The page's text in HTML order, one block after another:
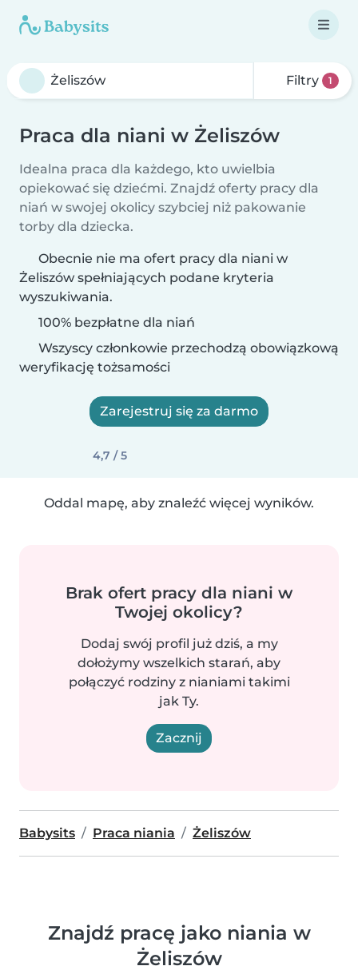
Filtry 1
Praca dla niani w Żeliszów
Idealna praca dla każdego, kto uwielbia
opiekować się dziećmi. Znajdź oferty pracy dla
niań w swojej okolicy szybciej niż pakowanie
torby dla dziecka.
Obecnie nie ma ofert pracy dla niani w
Żeliszów spełniających podane kryteria
wyszukiwania.
100% bezpłatne dla niań
Wszyscy członkowie przechodzą obowiązkową
weryfikację tożsamości
Zarejestruj się za darmo
4,7 / 5
Oddal mapę, aby znaleźć więcej wyników.
Brak ofert pracy dla niani w
Twojej okolicy?
Dodaj swój profil już dziś, a my
dołożymy wszelkich starań, aby
połączyć rodziny z nianiami takimi
jak Ty.
Zacznij
Babysits Praca niania Żeliszów
Znajdź pracę jako niania w
Żeliszów